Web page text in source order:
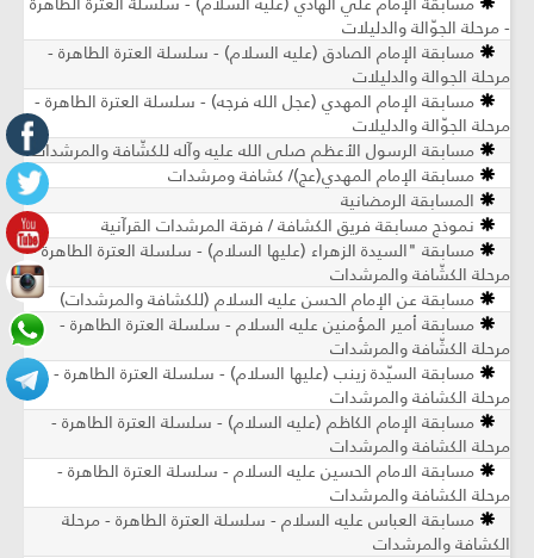
- مرحلة الجوّالة والدليلات
مسابقة الإمام الصادق (عليه السلام) - سلسلة العترة الطاهرة -
مرحلة الجوالة والدليلات
مسابقة الإمام المهدي (عجل الله فرجه) - سلسلة العترة الطاهرة -
مرحلة الجوّالة والدليلات
مسابقة الرسول الأعظم صلى الله عليه وآله للكشّافة والمرشدات
مسابقة الإمام المهدي(عج)/ كشافة ومرشدات
المسابقة الرمضانية
نموذج مسابقة فريق الكشافة / فرقة المرشدات القرآنية
مسابقة "السيدة الزهراء (عليها السلام) - سلسلة العترة الطاهرة -
مرحلة الكشّافة والمرشدات
مسابقة عن الإمام الحسن عليه السلام (للكشافة والمرشدات)
مسابقة أمير المؤمنين عليه السلام - سلسلة العترة الطاهرة -
مرحلة الكشّافة والمرشدات
مسابقة السيّدة زينب (عليها السلام) - سلسلة العترة الطاهرة -
مرحلة الكشافة والمرشدات
مسابقة الإمام الكاظم (عليه السلام) - سلسلة العترة الطاهرة -
مرحلة الكشافة والمرشدات
مسابقة الامام الحسين عليه السلام - سلسلة العترة الطاهرة -
مرحلة الكشافة والمرشدات
مسابقة العباس عليه السلام - سلسلة العترة الطاهرة - مرحلة
الكشافة والمرشدات